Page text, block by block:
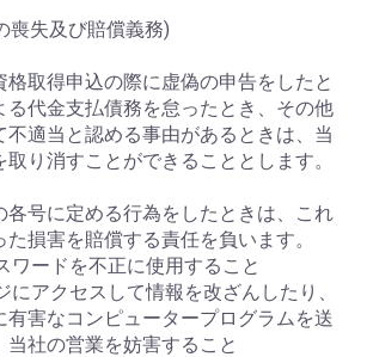
喪失及び賠償義務)
格取得申込の際に虚偽の申告をしたと
る代金支払債務を怠ったとき、その他
不適当と認める事由があるときは、当
り消すことができることとします。
各号に定める行為をしたときは、これ
損害を賠償する責任を負います。
ワードを不正に使用すること
にアクセスして情報を改ざんしたり、
有害なコンピュータープログラムを送
社の営業を妨害すること